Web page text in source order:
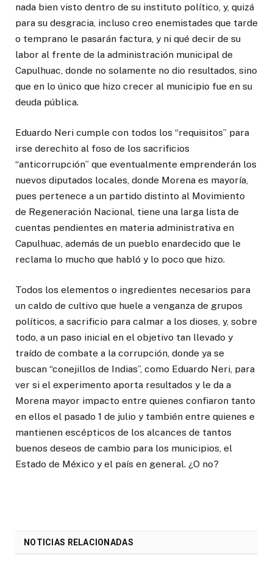
nada bien visto dentro de su instituto político, y, quizá
para su desgracia, incluso creo enemistades que tarde
o temprano le pasarán factura, y ni qué decir de su
labor al frente de la administración municipal de
Capulhuac, donde no solamente no dio resultados, sino
que en lo único que hizo crecer al municipio fue en su
deuda pública.
Eduardo Neri cumple con todos los “requisitos” para
irse derechito al foso de los sacrificios
“anticorrupción” que eventualmente emprenderán los
nuevos diputados locales, donde Morena es mayoría,
pues pertenece a un partido distinto al Movimiento
de Regeneración Nacional, tiene una larga lista de
cuentas pendientes en materia administrativa en
Capulhuac, además de un pueblo enardecido que le
reclama lo mucho que habló y lo poco que hizo.
Todos los elementos o ingredientes necesarios para
un caldo de cultivo que huele a venganza de grupos
políticos, a sacrificio para calmar a los dioses, y, sobre
todo, a un paso inicial en el objetivo tan llevado y
traído de combate a la corrupción, donde ya se
buscan “conejillos de Indias”, como Eduardo Neri, para
ver si el experimento aporta resultados y le da a
Morena mayor impacto entre quienes confiaron tanto
en ellos el pasado 1 de julio y también entre quienes e
mantienen escépticos de los alcances de tantos
buenos deseos de cambio para los municipios, el
Estado de México y el país en general. ¿O no?
NOTICIAS RELACIONADAS